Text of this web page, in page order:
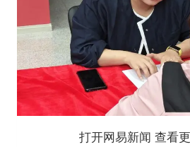
打开网易新闻 查看